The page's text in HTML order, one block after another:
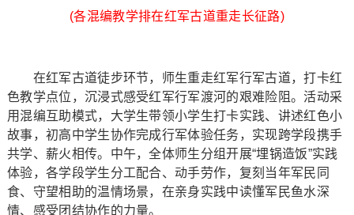
(各混编教学排在红军古道重走长征路)
在红军古道徒步环节，师生重走红军行军古道，打卡红
色教学点位，沉浸式感受红军行军渡河的艰难险阻。活动采
用混编互助模式，大学生带领小学生打卡实践、讲述红色小
故事，初高中学生协作完成行军体验任务，实现跨学段携手
共学、薪火相传。中午，全体师生分组开展“埋锅造饭”实践
体验，各学段学生分工配合、动手劳作，复刻当年军民同
食、守望相助的温情场景，在亲身实践中读懂军民鱼水深
情、感受团结协作的力量。